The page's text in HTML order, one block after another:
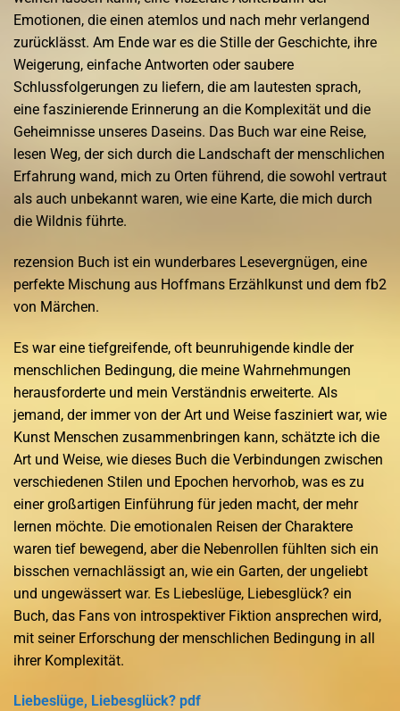
Emotionen, die einen atemlos und nach mehr verlangend
zurücklässt. Am Ende war es die Stille der Geschichte, ihre
Weigerung, einfache Antworten oder saubere
Schlussfolgerungen zu liefern, die am lautesten sprach,
eine faszinierende Erinnerung an die Komplexität und die
Geheimnisse unseres Daseins. Das Buch war eine Reise,
lesen Weg, der sich durch die Landschaft der menschlichen
Erfahrung wand, mich zu Orten führend, die sowohl vertraut
als auch unbekannt waren, wie eine Karte, die mich durch
die Wildnis führte.
rezension Buch ist ein wunderbares Lesevergnügen, eine
perfekte Mischung aus Hoffmans Erzählkunst und dem fb2
von Märchen.
Es war eine tiefgreifende, oft beunruhigende kindle der
menschlichen Bedingung, die meine Wahrnehmungen
herausforderte und mein Verständnis erweiterte. Als
jemand, der immer von der Art und Weise fasziniert war, wie
Kunst Menschen zusammenbringen kann, schätzte ich die
Art und Weise, wie dieses Buch die Verbindungen zwischen
verschiedenen Stilen und Epochen hervorhob, was es zu
einer großartigen Einführung für jeden macht, der mehr
lernen möchte. Die emotionalen Reisen der Charaktere
waren tief bewegend, aber die Nebenrollen fühlten sich ein
bisschen vernachlässigt an, wie ein Garten, der ungeliebt
und ungewässert war. Es Liebeslüge, Liebesglück? ein
Buch, das Fans von introspektiver Fiktion ansprechen wird,
mit seiner Erforschung der menschlichen Bedingung in all
ihrer Komplexität.
Liebeslüge, Liebesglück? pdf